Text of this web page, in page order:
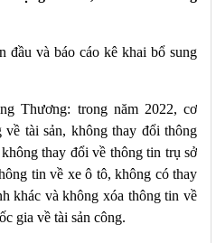
đầu và báo cáo kê khai bổ sung
Thương: trong năm 2022, cơ
tài sản, không thay đổi thông
thay đổi về thông tin trụ sở
tin về xe ô tô, không có thay
khác và không xóa thông tin về
gia về tài sản công.